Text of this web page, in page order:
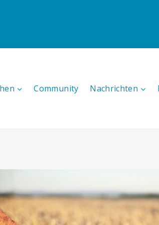
Community Nachrichten